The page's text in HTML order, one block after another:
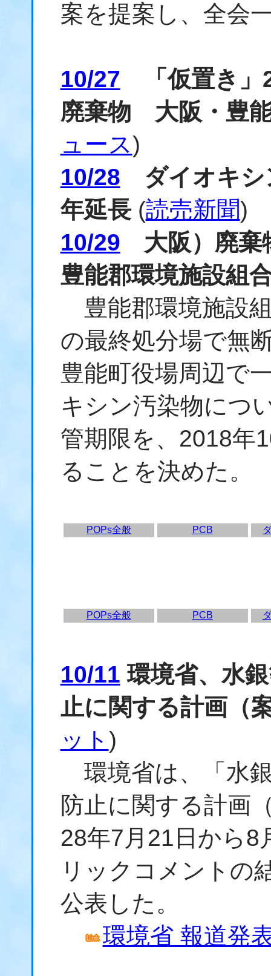
案を提案し、全会
10/27 「仮置き」
廃棄物 大阪・豊
ュース)
10/28 ダイオキシ
年延長(読売新聞)
10/29 大阪）廃棄
豊能郡環境施設組
豊能郡環境施設
の最終処分場で無
豊能町役場周辺で
キシン汚染物につ
管期限を、2018年
ることを決めた。
POPs全般 PCB
POPs全般 PCB
10/11 環境省、水
止に関する計画（
ット )
環境省は、「水
防止に関する計画
28年7月21日から8
リックコメントの
公表した。
環境省 報道発